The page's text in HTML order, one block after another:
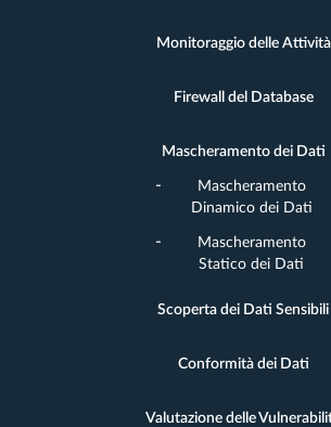
Monitoraggio delle Attività
Firewall del Database
Mascheramento dei Dati
Mascheramento
Dinamico dei Dati
Mascheramento
Statico dei Dati
Scoperta dei Dati Sensibili
Conformità dei Dati
Valutazione delle